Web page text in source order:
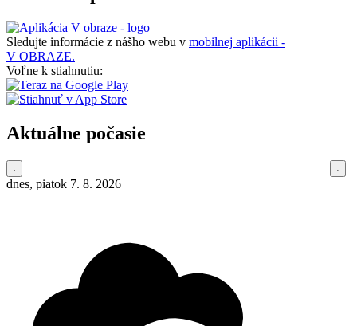
Sledujte informácie z nášho webu v mobilnej aplikácii -
V OBRAZE.
Voľne k stiahnutiu:
Aktuálne počasie
dnes, piatok 7. 8. 2026